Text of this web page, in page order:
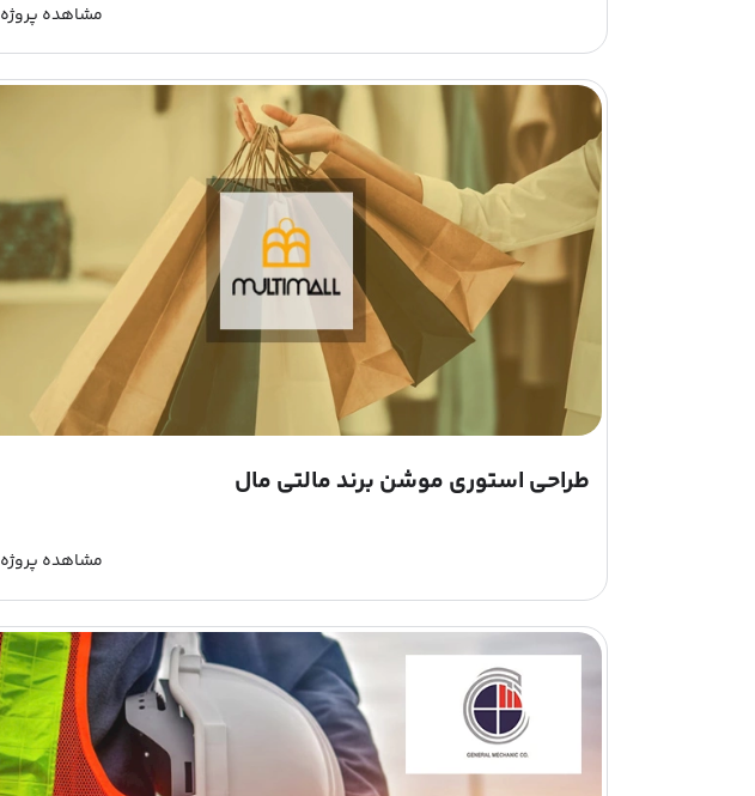
مشاهده پروژه
طراحی استوری موشن برند مالتی مال
مشاهده پروژه